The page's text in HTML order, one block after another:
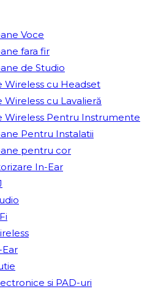
Voce
fara fir
de Studio
Wireless cu Headset
Wireless cu Lavalieră
Wireless Pentru Instrumente
Pentru Instalatii
pentru cor
In-Ear
Ear
si PAD-uri